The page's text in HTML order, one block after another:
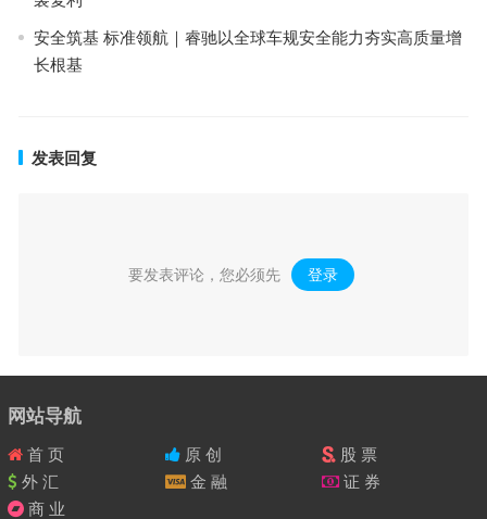
安全筑基 标准领航｜睿驰以全球车规安全能力夯实高质量增
长根基
发表回复
要发表评论，您必须先 登录 。
网站导航
首 页 原 创
股 票
外 汇
金 融
证 券
商 业